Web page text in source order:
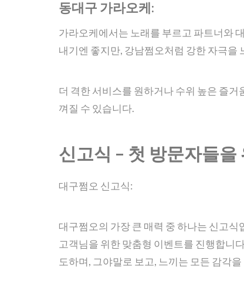
동대구 가라오케:
가라오케에서는 노래를 부르고 파트너와
내기엔 좋지만, 강남쩜오처럼 강한 자극을
더 격한 서비스를 원하거나 수위 높은 즐
껴질 수 있습니다.
신고식 – 첫 방문자들
대구쩜오 신고식:
대구쩜오의 가장 큰 매력 중 하나는 신고
고객님을 위한 맞춤형 이벤트를 진행합니
도하며, 그야말로 보고, 느끼는 모든 감각